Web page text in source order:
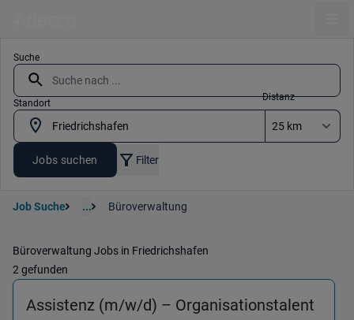
Suche
Standort
Distanz
Jobs suchen Filter
Job Suche ... Büroverwaltung
Büroverwaltung Jobs in Friedrichshafen
2 gefunden
Assistenz (m/w/d) – Organisationstalent